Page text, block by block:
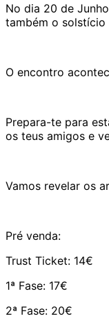
No dia 20 de
também o solstício
O encontro
Prepara-te para
os teus amigos e
Vamos revelar os
Pré venda:
Trust Ticket: 14€
1ª Fase: 17€
2ª Fase: 20€